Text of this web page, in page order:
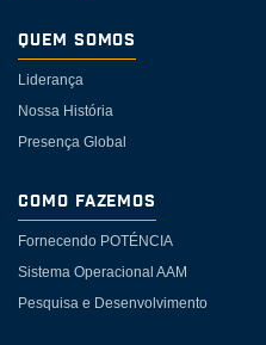
Quem somos
Liderança
Nossa História
Presença Global
Como Fazemos
Fornecendo POTÉNCIA
Sistema Operacional AAM
Pesquisa e Desenvolvimento